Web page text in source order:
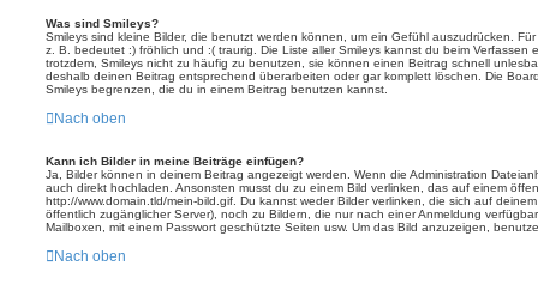
Was sind Smileys?
Smileys sind kleine Bilder, die benutzt werden können, um ein Gefühl auszudrücken.
z. B. bedeutet :) fröhlich und :( traurig. Die Liste aller Smileys kannst du beim Verfassen
trotzdem, Smileys nicht zu häufig zu benutzen, sie können einen Beitrag schnell
deshalb deinen Beitrag entsprechend überarbeiten oder gar komplett löschen. Die
Smileys begrenzen, die du in einem Beitrag benutzen kannst.
Nach oben
Kann ich Bilder in meine Beiträge einfügen?
Ja, Bilder können in deinem Beitrag angezeigt werden. Wenn die Administration
auch direkt hochladen. Ansonsten musst du zu einem Bild verlinken, das auf einem
http://www.domain.tld/mein-bild.gif. Du kannst weder Bilder verlinken, die sich auf
öffentlich zugänglicher Server), noch zu Bildern, die nur nach einer Anmeldung
Mailboxen, mit einem Passwort geschützte Seiten usw. Um das Bild anzuzeigen,
Nach oben